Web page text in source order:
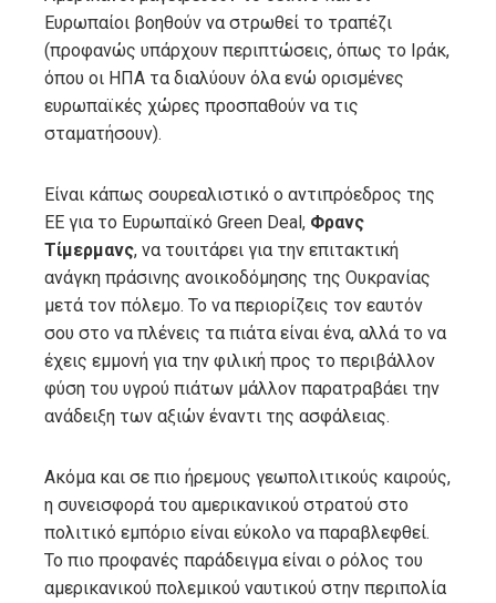
Ευρωπαίοι βοηθούν να στρωθεί το τραπέζι
(προφανώς υπάρχουν περιπτώσεις, όπως το Ιράκ,
όπου οι ΗΠΑ τα διαλύουν όλα ενώ ορισμένες
ευρωπαϊκές χώρες προσπαθούν να τις
σταματήσουν).
Είναι κάπως σουρεαλιστικό ο αντιπρόεδρος της
ΕΕ για το Ευρωπαϊκό Green Deal, Φρανς
Τίμερμανς, να τουιτάρει για την επιτακτική
ανάγκη πράσινης ανοικοδόμησης της Ουκρανίας
μετά τον πόλεμο. Το να περιορίζεις τον εαυτόν
σου στο να πλένεις τα πιάτα είναι ένα, αλλά το να
έχεις εμμονή για την φιλική προς το περιβάλλον
φύση του υγρού πιάτων μάλλον παρατραβάει την
ανάδειξη των αξιών έναντι της ασφάλειας.
Ακόμα και σε πιο ήρεμους γεωπολιτικούς καιρούς,
η συνεισφορά του αμερικανικού στρατού στο
πολιτικό εμπόριο είναι εύκολο να παραβλεφθεί.
Το πιο προφανές παράδειγμα είναι ο ρόλος του
αμερικανικού πολεμικού ναυτικού στην περιπολία